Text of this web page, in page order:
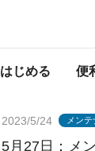
はじめる 便
2023/5/24 メンテ
5月27日：メ